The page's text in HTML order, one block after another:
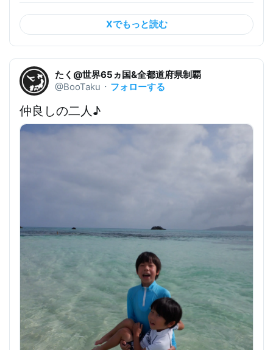
Xでもっと読む
たく@世界65ヵ国&全都道府県制覇
@BooTaku ・ フォローする
仲良しの二人♪